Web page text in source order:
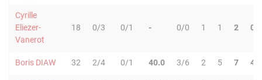
Cyrille
Eliezer-
Vanerot
18 0/3 0/1 - 0/0 1 1 2 0
Boris DIAW 32 2/4 0/1 40.0 3/6 2 5 7 4